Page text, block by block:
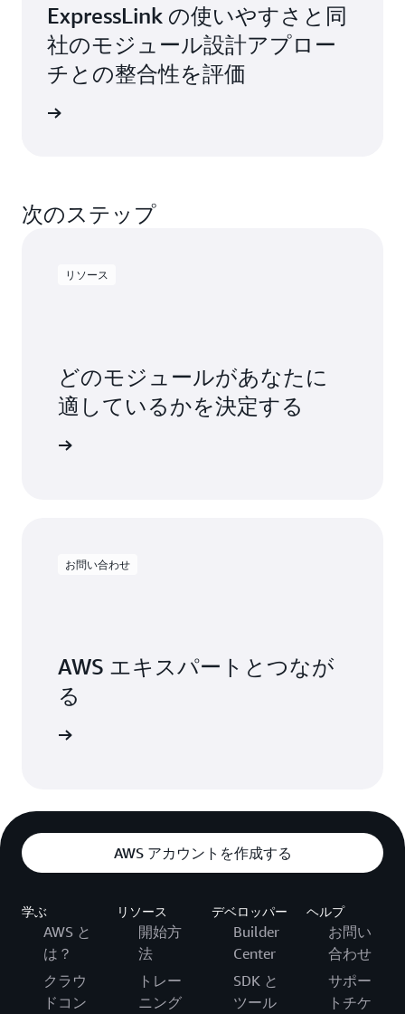
ExpressLink の使いやすさと同
社のモジュール設計アプロー
チとの整合性を評価
次のステップ
リソース
どのモジュールがあなたに
適しているかを決定する
お問い合わせ
AWS エキスパートとつなが
る
AWS アカウントを作成する
学ぶ
AWS と
は？
クラウ
ドコン
リソース
開始方
法
トレー
ニング
デベロッパー
Builder
Center
SDK と
ツール
ヘルプ
お問い
合わせ
サポー
トチケ